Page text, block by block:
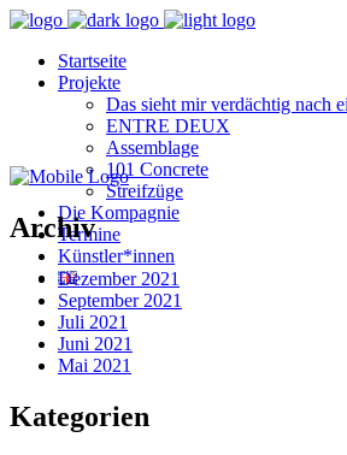
Startseite
Projekte
Das sieht mir verdächtig nach
ENTRE DEUX
Assemblage
101 Concrete
Streifzüge
Die Kompagnie
Termine
Künstler*innen
Archiv
Dezember 2021
September 2021
Juli 2021
Juni 2021
Mai 2021
Kategorien